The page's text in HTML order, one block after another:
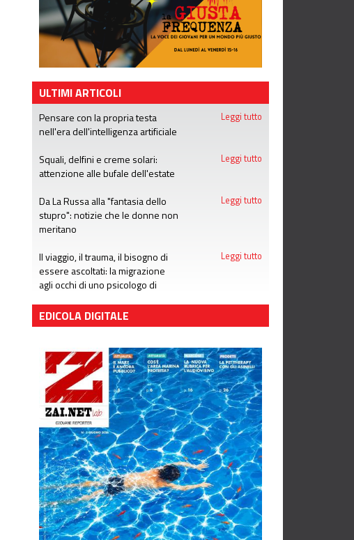
ULTIMI ARTICOLI
Pensare con la propria testa
nell'era dell'intelligenza artificiale
Leggi tutto
Squali, delfini e creme solari:
attenzione alle bufale dell'estate
Leggi tutto
Da La Russa alla "fantasia dello
stupro": notizie che le donne non
meritano
Leggi tutto
Il viaggio, il trauma, il bisogno di
essere ascoltati: la migrazione
agli occhi di uno psicologo di
Leggi tutto
Che cosa leggere sotto
di giugno
Leggi tutto
EDICOLA DIGITALE